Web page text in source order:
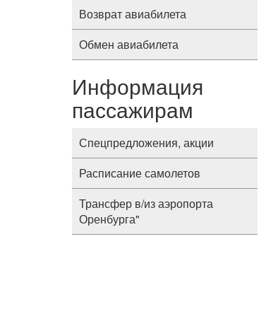
Возврат авиабилета
Обмен авиабилета
Информация
пассажирам
Спецпредложения, акции
Расписание самолетов
Трансфер в/из аэропорта
Оренбурга"